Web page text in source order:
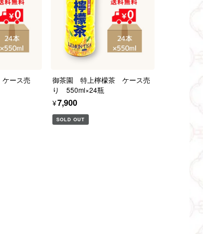
ース売
御茶園 特上檸檬茶 ケース売
り 550ml×24瓶
¥7,900
SOLD OUT